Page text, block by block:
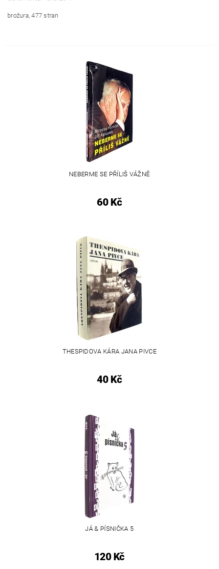
brožura, 477 stran
NEBERME SE PŘÍLIŠ VÁŽNĚ
60 Kč
THESPIDOVA KÁRA JANA PIVCE
40 Kč
JÁ & PÍSNIČKA 5
120 Kč